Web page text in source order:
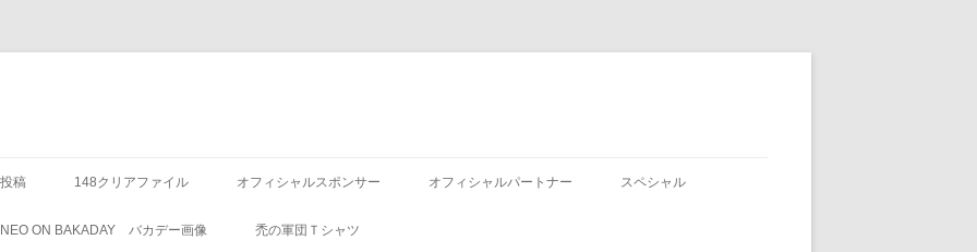
稿 148クリアファイル オフィシャルスポンサー オフィシャルパートナー スペシャル
ON BAKADAY バカデー画像 禿の軍団Ｔシャツ